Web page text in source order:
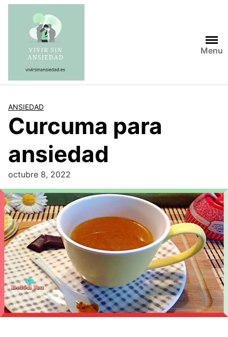
Saltar
contenido
Menu
ANSIEDAD
Curcuma para
ansiedad
octubre 8, 2022